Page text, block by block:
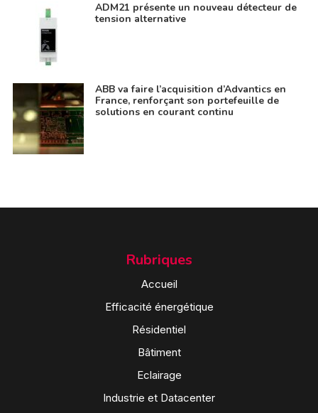
ADM21 présente un nouveau détecteur de
tension alternative
ABB va faire l’acquisition d’Advantics en
France, renforçant son portefeuille de
solutions en courant continu
Rubriques
Accueil
Efficacité énergétique
Résidentiel
Bâtiment
Eclairage
Industrie et Datacenter